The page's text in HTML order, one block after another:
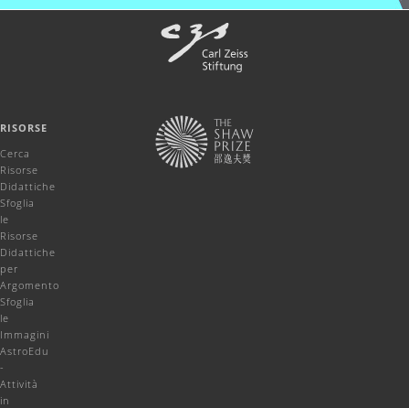
RISORSE
Cerca
Risorse
Didattiche
Sfoglia
le
Risorse
Didattiche
per
Argomento
Sfoglia
le
Immagini
AstroEdu
-
Attività
in